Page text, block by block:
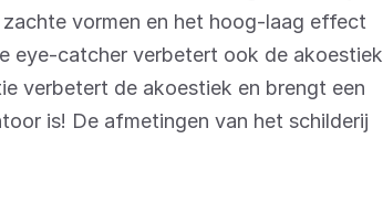
vormen en het hoog-laag effect
eye-catcher verbetert ook de akoestiek
verbetert de akoestiek en brengt een
is! De afmetingen van het schilderij